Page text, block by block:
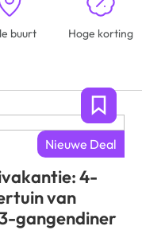
buurt Hoge korting
Nieuwe Deal
4-
van
gangendiner